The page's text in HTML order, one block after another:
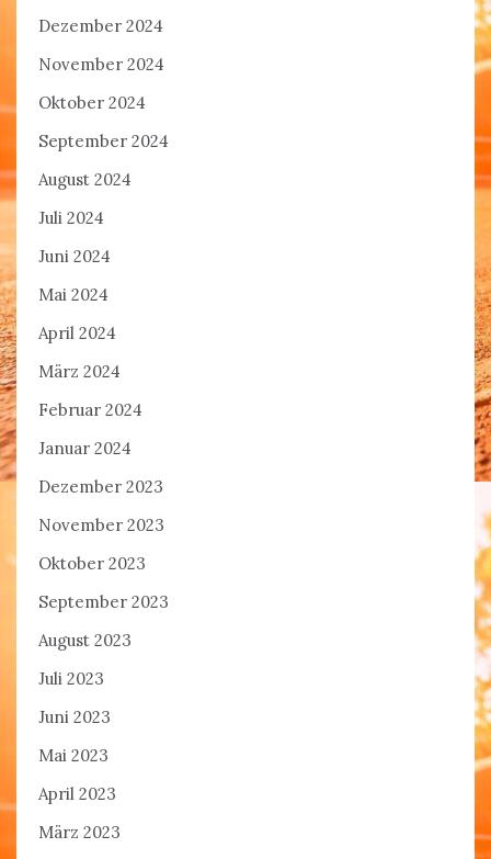
Dezember 2024
November 2024
Oktober 2024
September 2024
August 2024
Juli 2024
Juni 2024
Mai 2024
April 2024
März 2024
Februar 2024
Januar 2024
Dezember 2023
November 2023
Oktober 2023
September 2023
August 2023
Juli 2023
Juni 2023
Mai 2023
April 2023
März 2023